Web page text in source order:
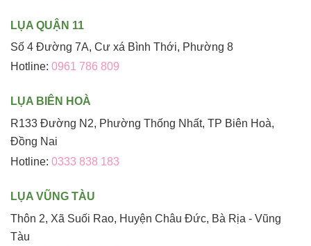
LỤA QUẬN 11
Số 4 Đường 7A, Cư xá Bình Thới, Phường 8
Hotline: 0961 786 809
LỤA BIÊN HOÀ
R133 Đường N2, Phường Thống Nhất, TP Biên Hoà,
Đồng Nai
Hotline: 0333 838 183
LỤA VŨNG TÀU
Thôn 2, Xã Suối Rao, Huyện Châu Đức, Bà Rịa - Vũng
Tàu